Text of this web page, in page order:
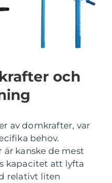
och
av domkrafter, var
behov.
kanske de mest
kapacitet att lyfta
relativt liten